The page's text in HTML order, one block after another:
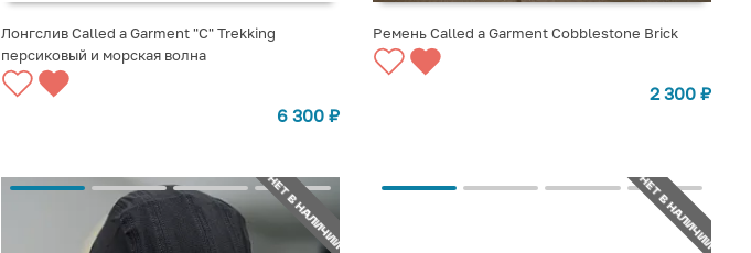
СООБЩИТЬ О ПОСТУПЛЕНИИ
Лонгслив Called a Garment "C" Trekking
персиковый и морская волна
6 300 ₽
СООБЩИТЬ О ПОСТУПЛЕНИИ
Ремень Called a Garment Cobblestone Brick
2 300 ₽
НЕТ В НАЛИЧИИ НЕТ В НАЛИЧИИ